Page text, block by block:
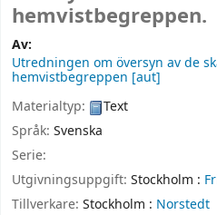
hemvistbegreppen.
Av:
Utredningen om översyn av de
hemvistbegreppen [aut]
Materialtyp:
Text
Språk: Svenska
Serie:
Utgivningsuppgift: Stockholm :
Tillverkare: Stockholm : Norstedt